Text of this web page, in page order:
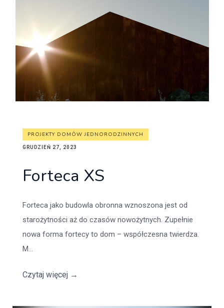
PROJEKTY DOMÓW JEDNORODZINNYCH
GRUDZIEŃ 27, 2023
Forteca XS
Forteca jako budowla obronna wznoszona jest od
starożytności aż do czasów nowożytnych. Zupełnie
nowa forma fortecy to dom – współczesna twierdza.
M...
Czytaj więcej →